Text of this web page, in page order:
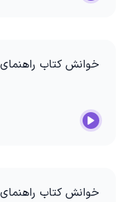
خوانش کتاب
خوانش کتاب